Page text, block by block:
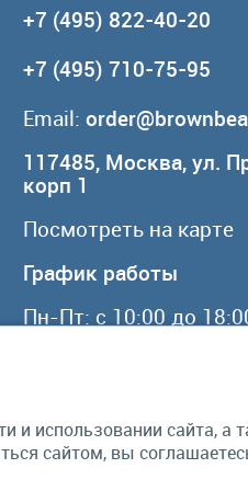
+7 (495) 822-40-20
+7 (495) 710-75-95
Email:
117485, Москва, ул.
корп 1
Посмотреть на карте
График работы
Пн-Пт: с 10:00 до
© Бурый Медведь
защищены.
использовании сайта, а
сайтом, вы